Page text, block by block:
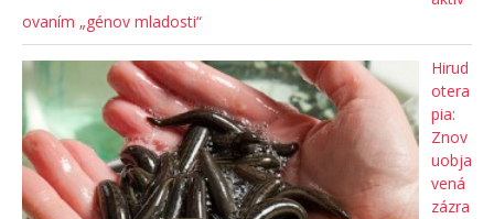
ovaním „génov mladosti“
Hirud
otera
pia:
Znov
uobja
vená
zázra